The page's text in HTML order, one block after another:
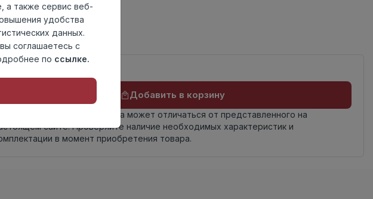
4V
TС-Lock
Добавить в корзину
Внешний вид товара может отличаться от представленного на
сайте. Проверяйте наличие необходимых характеристик и
в момент приобретения товара.
а также сервис веб-
удобства
данных.
соглашаетесь с
по ссылке.